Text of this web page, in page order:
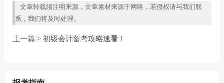
文章转载须注明来源，文章素材来源于网络，若侵权请与我们联
系，我们将及时处理。
上一篇 > 初级会计备考攻略速看！